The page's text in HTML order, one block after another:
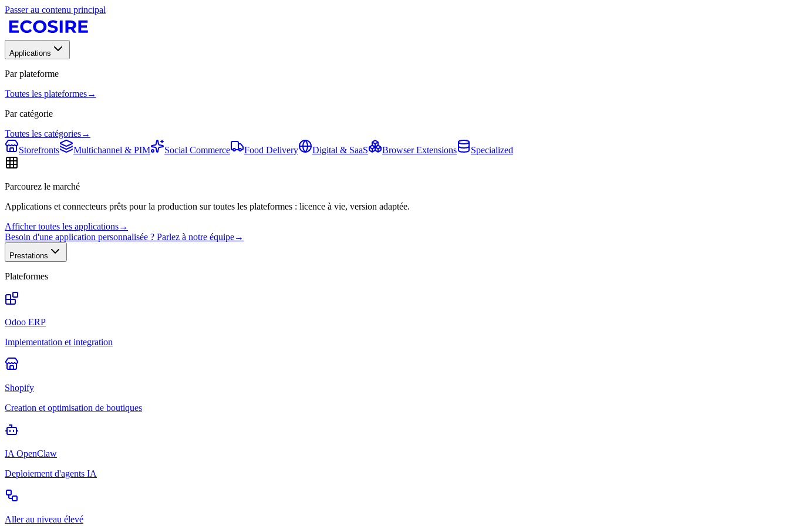
Passer au contenu principal
Applications
Par plateforme
Toutes les plateformes→
Par catégorie
Toutes les catégories→
Storefronts
Multichannel & PIM Social Commerce Food Delivery Digital & SaaS Browser Extensions Specialized
Parcourez le marché
Applications et connecteurs prêts pour la production sur toutes les plateformes : licence à vie, version adaptée.
Afficher toutes les applications→
Besoin d'une application personnalisée ? Parlez à notre équipe→
Prestations
Plateformes
Odoo ERP
Implementation et integration
Shopify
Creation et optimisation de boutiques
IA OpenClaw
Deploiement d'agents IA
Aller au niveau élevé